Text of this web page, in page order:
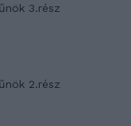
3.rész
2.rész